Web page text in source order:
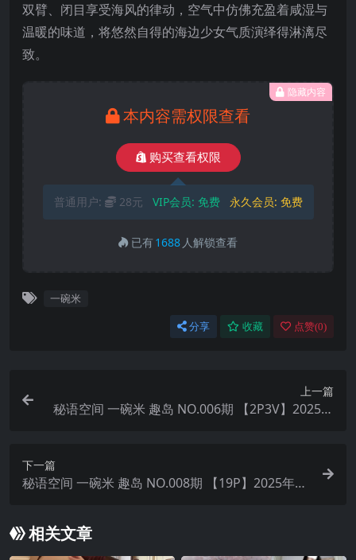
双臂、闭目享受海风的律动，空气中仿佛充盈着咸湿与
温暖的味道，将悠然自得的海边少女气质演绎得淋漓尽
致。
隐藏内容
本内容需权限查看
购买查看权限
普通用户: 28元 VIP会员: 免费 永久会员: 免费
已有1688 人解锁查看
一碗米
分享 收藏 点赞(0)
上一篇
秘语空间 一碗米 趣岛 NO.006期 【2P3V】2025年
下一篇
秘语空间 一碗米 趣岛 NO.008期 【19P】2025年最
相关文章